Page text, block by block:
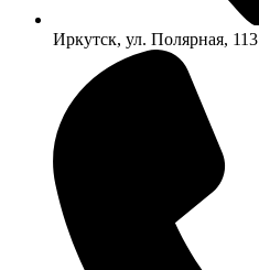
Иркутск, ул. Полярная, 113